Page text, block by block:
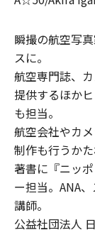
瞬撮の航空写
スに。
航空専門誌、
提供するほか
も担当。
航空会社やカ
制作も行うか
著書に『ニッ
ー担当。ANA
講師。
公益社団法人